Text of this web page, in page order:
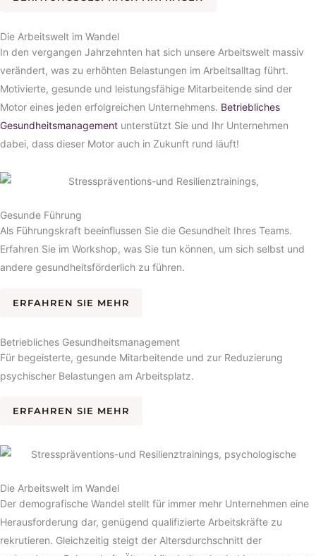
Die Arbeitswelt im Wandel
In den vergangen Jahrzehnten hat sich unsere Arbeitswelt massiv
verändert, was zu erhöhten Belastungen im Arbeitsalltag führt.
Motivierte, gesunde und leistungsfähige Mitarbeitende sind der
Motor eines jeden erfolgreichen Unternehmens. Betriebliches
Gesundheitsmanagement unterstützt Sie und Ihr Unternehmen
dabei, dass dieser Motor auch in Zukunft rund läuft!
Gesunde Führung
Als Führungskraft beeinflussen Sie die Gesundheit Ihres Teams.
Erfahren Sie im Workshop, was Sie tun können, um sich selbst und
andere gesundheitsförderlich zu führen.
ERFAHREN SIE MEHR
Betriebliches Gesundheits­management
Für begeisterte, gesunde Mitarbeitende und zur Reduzierung
psychischer Belastungen am Arbeitsplatz.
ERFAHREN SIE MEHR
Die Arbeitswelt im Wandel
Der demografische Wandel stellt für immer mehr Unternehmen eine
Herausforderung dar, genügend qualifizierte Arbeitskräfte zu
rekrutieren. Gleichzeitig steigt der Altersdurchschnitt der